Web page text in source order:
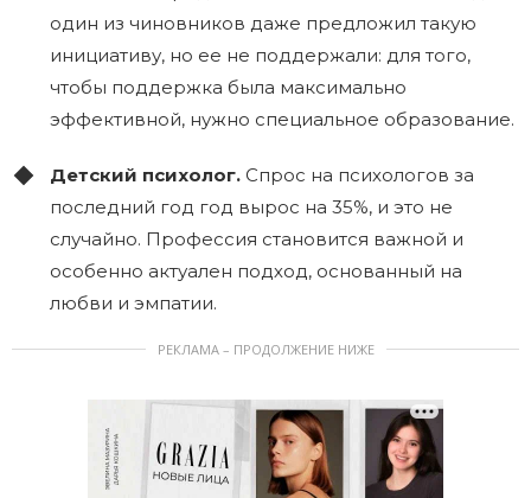
один из чиновников даже предложил такую
инициативу, но ее не поддержали: для того,
чтобы поддержка была максимально
эффективной, нужно специальное образование.
Детский психолог. Спрос на психологов за
последний год год вырос на 35%, и это не
случайно. Профессия становится важной и
особенно актуален подход, основанный на
любви и эмпатии.
РЕКЛАМА – ПРОДОЛЖЕНИЕ НИЖЕ